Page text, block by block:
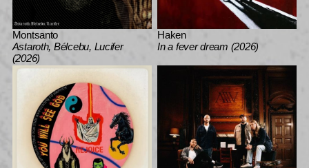
Montsanto
Astaroth, Bélcebu, Lucifer
(2026)
Haken
In a fever dream (2026)